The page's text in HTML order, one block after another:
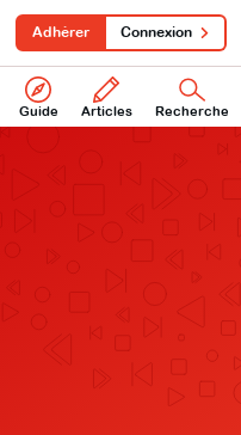
Guide Articles Recherche
Adhérer Connexion